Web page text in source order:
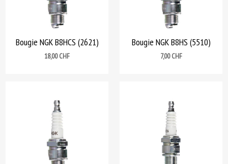
Bougie NGK B8HCS (2621)
Prix
18,00 CHF
Bougie NGK B8HS (5510)
Prix
7,00 CHF